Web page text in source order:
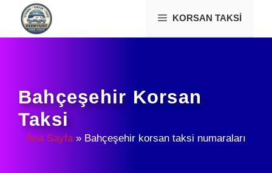
İçeriğe
KORSAN TAKSI
Bahçeşehir Korsan
Taksi
Ana Sayfa» Bahçeşehir korsan taksi numaraları